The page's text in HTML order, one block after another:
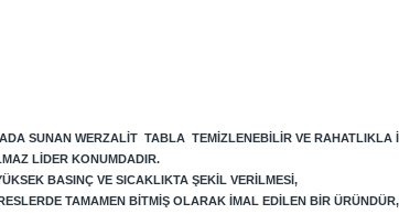
SUNAN WERZALIT TABLA TEMIZLENEBILIR VE RAHATLIKLA
LIDER KONUMDADIR.
BASINÇ VE SICAKLIKTA ŞEKIL VERILMESI,
TAMAMEN BITMIŞ OLARAK IMAL EDILEN BIR